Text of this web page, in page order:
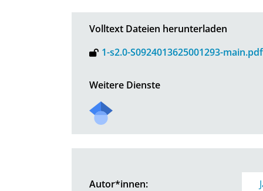
Volltext Dateien herunterladen
1-s2.0-S0924013625001293-main.pdf
Weitere Dienste
Autor*innen: